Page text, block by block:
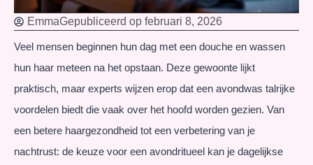
EmmaGepubliceerd op februari 8, 2026
Veel mensen beginnen hun dag met een douche en wassen
hun haar meteen na het opstaan. Deze gewoonte lijkt
praktisch, maar experts wijzen erop dat een avondwas talrijke
voordelen biedt die vaak over het hoofd worden gezien. Van
een betere haargezondheid tot een verbetering van je
nachtrust: de keuze voor een avondritueel kan je dagelijkse